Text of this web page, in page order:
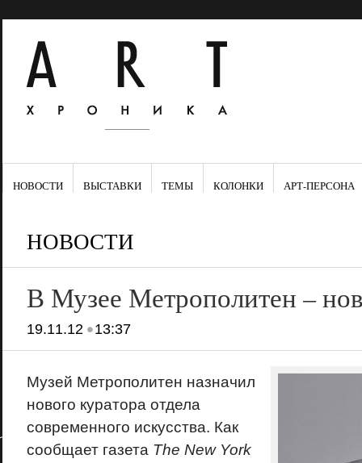
НОВОСТИ ВЫСТАВКИ ТЕМЫ КОЛОНКИ АРТ-ПЕРСОНА
НОВОСТИ
В Музее Метрополитен –
19.11.12•13:37
Музей Метрополитен назначил
нового куратора отдела
современного искусства. Как
сообщает газета The New York